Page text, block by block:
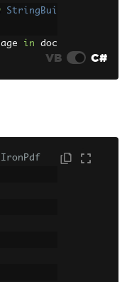
StringBui
in doc
VB C#